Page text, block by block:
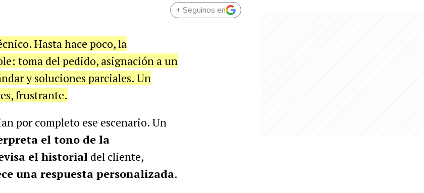
+ Seguinos en
Hasta hace poco, la
toma del pedido, asignación a un
y soluciones parciales. Un
frustrante.
por completo ese escenario. Un
el tono de la
el historial del cliente,
una respuesta personalizada.